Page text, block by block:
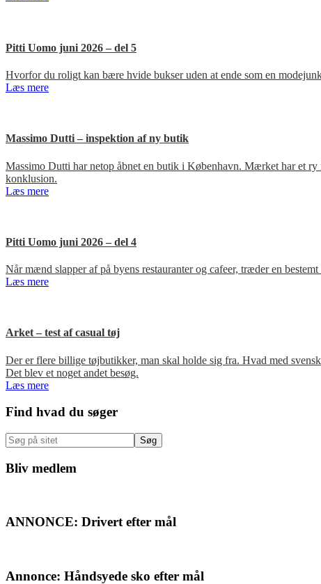
Pitti Uomo juni 2026 – del 5
Hvorfor du roligt kan bære hvide bukser uden at ende som en
Læs mere
Massimo Dutti – inspektion af ny butik
Massimo Dutti har netop åbnet en butik i København. Mærket har et
konklusion.
Læs mere
Pitti Uomo juni 2026 – del 4
Når mænd slapper af på byens restauranter og cafeer, træder en
Læs mere
Arket – test af casual tøj
Der er flere billige tøjbutikker, man skal holde sig fra. Hvad med
Det blev et noget andet besøg.
Læs mere
Primær
Sidebar
Find hvad du søger
Søg
på
sitet
Bliv medlem
ANNONCE: Drivert efter mål
Annonce: Håndsyede sko efter mål